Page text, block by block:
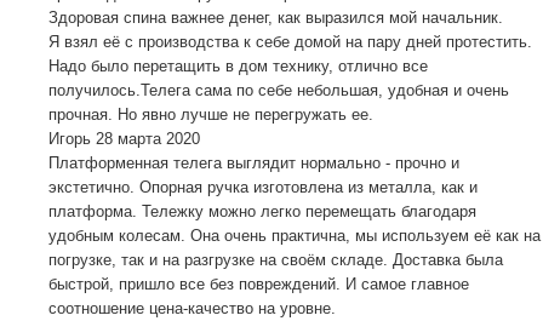
Здоровая спина важнее денег, как выразился мой начальник.
Я взял её с производства к себе домой на пару дней протестить.
Надо было перетащить в дом технику, отлично все
получилось.Телега сама по себе небольшая, удобная и очень
прочная. Но явно лучше не перегружать ее.
Игорь 28 марта 2020
Платформенная телега выглядит нормально - прочно и
экстетично. Опорная ручка изготовлена ​​из металла, как и
платформа. Тележку можно легко перемещать благодаря
удобным колесам. Она очень практична, мы используем её как на
погрузке, так и на разгрузке на своём складе. Доставка была
быстрой, пришло все без повреждений. И самое главное
соотношение цена-качество на уровне.